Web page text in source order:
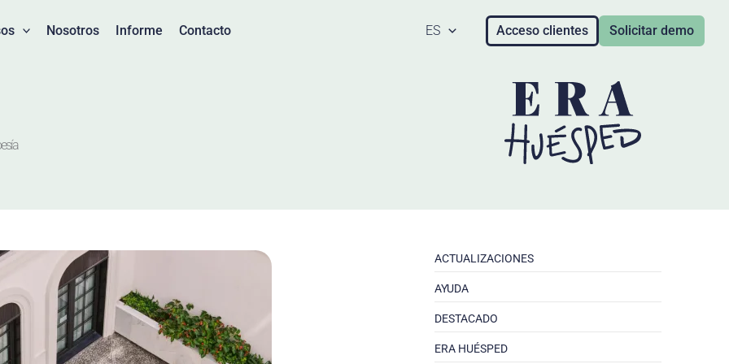
Nosotros Informe Contacto ES Acceso clientes Solicitar demo
ACTUALIZACIONES
AYUDA
DESTACADO
ERA HUÉSPED